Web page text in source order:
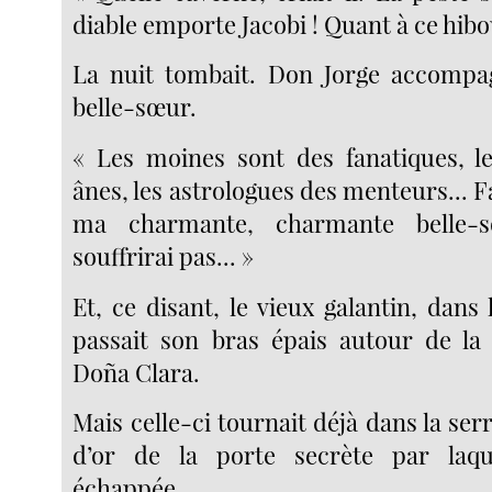
diable emporte Jacobi ! Quant à ce
La nuit tombait. Don Jorge
belle-sœur.
« Les moines sont des fanatiques,
ânes, les astrologues des menteurs...
ma charmante, charmante
souffrirai pas... »
Et, ce disant, le vieux galantin, dans
passait son bras épais autour de
Doña Clara.
Mais celle-ci tournait déjà dans la
d’or de la porte secrète par